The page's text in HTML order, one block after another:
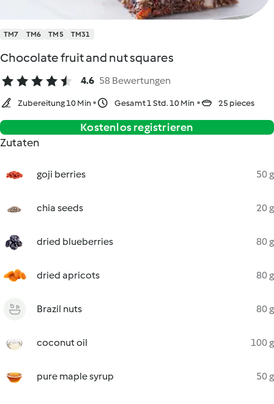
TM7 TM6 TM5 TM31
Chocolate fruit and nut squares
4.6 58 Bewertungen
Zubereitung 10 Min Gesamt 1 Std. 10 Min 25 pieces
Kostenlos registrieren
Zutaten
goji berries 50 g
chia seeds 20 g
dried blueberries 80 g
dried apricots 80 g
Brazil nuts 80 g
coconut oil 100 g
pure maple syrup 50 g